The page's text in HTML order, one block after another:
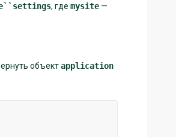
, где mysite —
объектapplication